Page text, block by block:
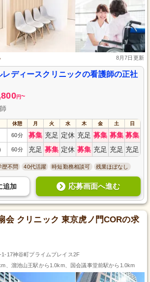
8月7日更新
レディースクリニックの看護師の正社
円~
休憩 月 火 水 木 金 土 日
60分 募集 充足 定休 充足 募集 募集 募集
60分 充足 募集 定休 募集 充足 充足 充足
歴不問 40代活躍 時短勤務相談可 残業ほぼなし
追加 応募画面へ進む
会 クリニック 東京虎ノ門CORの求
17神谷町プライムプレイス2F
、溜池山王駅から1.0km、国会議事堂前駅から1.0km